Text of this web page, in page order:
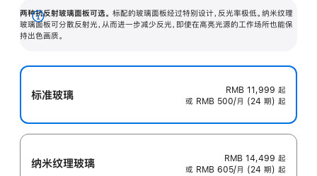
两种抗反射玻璃面板可选。 标配的玻璃面板经过特别设计，反光率极低。纳米纹理
玻璃面板可分散反射光，从而进一步减少反光，即使在高亮光源的工作场所也能保
持出色画质。
展
开
标准玻璃 RMB 11,999 起
或 RMB 500/月 (24 期) 起
纳米纹理玻璃 RMB 14,499 起
或 RMB 605/月 (24 期) 起